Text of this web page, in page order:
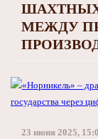
МЕЖДУ
23 июня 2025,